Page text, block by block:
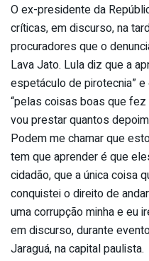
O ex-presidente da
críticas, em discurso, na
procuradores que o
Lava Jato. Lula diz que a
espetáculo de pirotecnia”
“pelas coisas boas que fez
vou prestar quantos
Podem me chamar que
tem que aprender é que
cidadão, que a única coisa
conquistei o direito de
uma corrupção minha e eu
em discurso, durante
Jaraguá, na capital paulista.